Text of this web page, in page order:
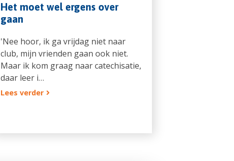
Het moet wel ergens over
gaan
'Nee hoor, ik ga vrijdag niet naar
club, mijn vrienden gaan ook niet.
Maar ik kom graag naar catechisatie,
daar leer i…
Lees verder